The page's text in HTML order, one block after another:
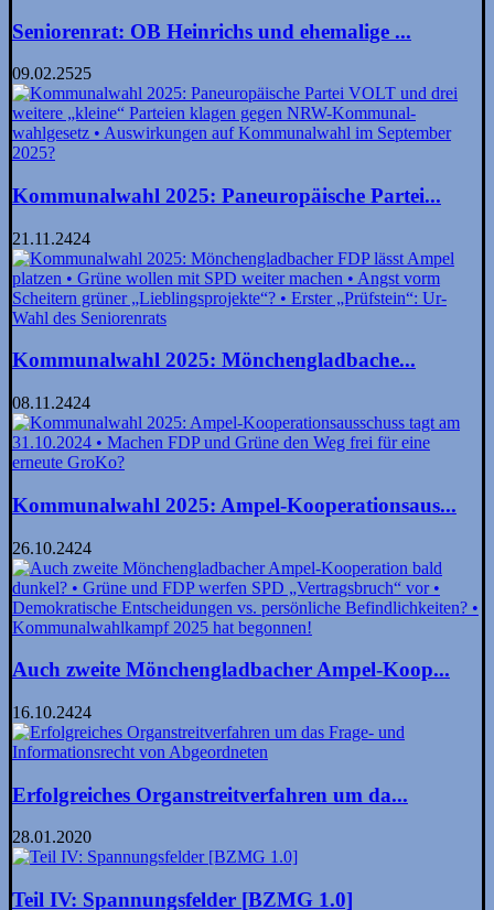
Seniorenrat: OB Heinrichs und ehemalige ...
09.02.2525
Kommunalwahl 2025: Paneuropäische Partei...
21.11.2424
Kommunalwahl 2025: Mönchenglad­bache...
08.11.2424
Kommunalwahl 2025: Ampel-Kooperationsaus...
26.10.2424
Auch zweite Mönchengladbacher Ampel-Koop...
16.10.2424
Erfolgreiches Organstreitverfahren um da...
28.01.2020
Teil IV: Spannungsfelder [BZMG 1.0]